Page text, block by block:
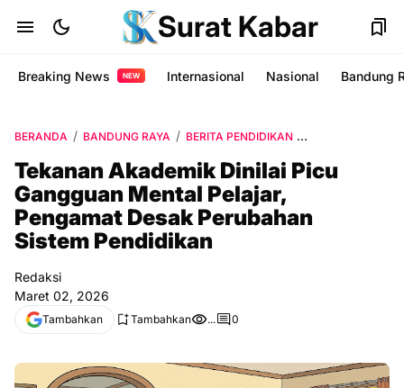
Surat Kabar
Breaking News NEW Internasional Nasional Bandung
BERANDA BANDUNG RAYA BERITA PENDIDIKAN
Tekanan Akademik Dinilai Picu
Gangguan Mental Pelajar,
Pengamat Desak Perubahan
Sistem Pendidikan
Redaksi
Maret 02, 2026
Tambahkan Tambahkan ... 0